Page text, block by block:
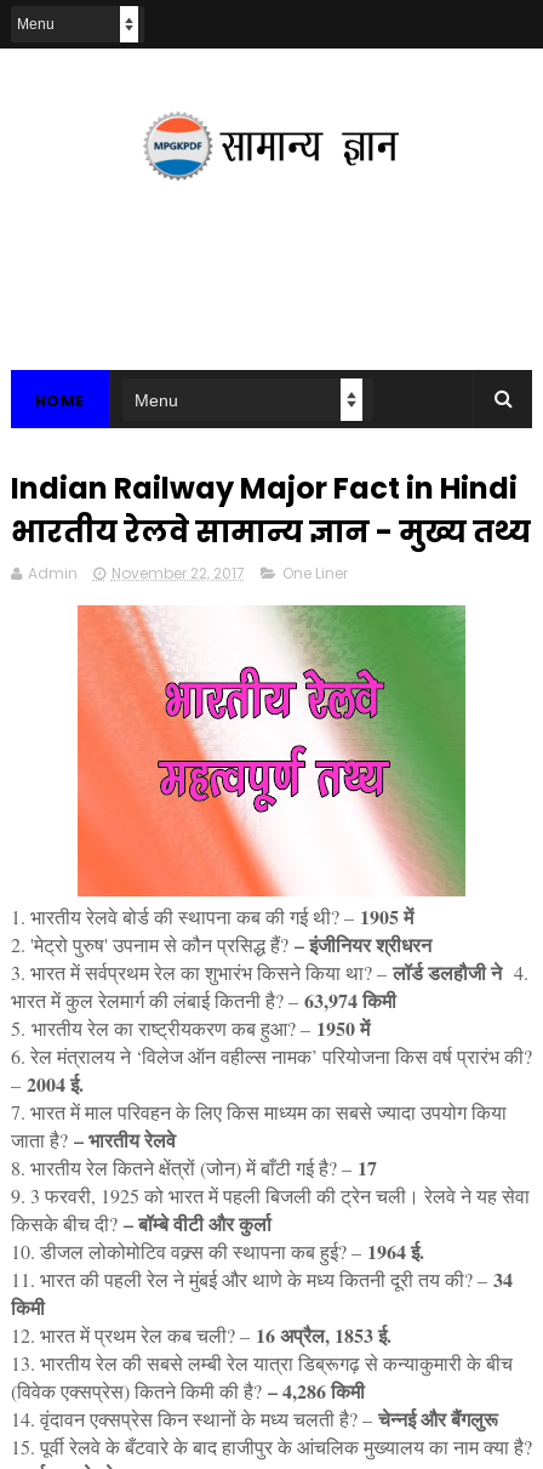
HOME
Indian Railway Major Fact in Hindi
भारतीय रेलवे सामान्य ज्ञान - मुख्य तथ्य
Admin November 22, 2017 One Liner
1. भारतीय रेलवे बोर्ड की स्थापना कब की गई थी? – 1905 में
2. 'मेट्रो पुरुष' उपनाम से कौन प्रसिद्ध हैं? – इंजीनियर श्रीधरन
3. भारत में सर्वप्रथम रेल का शुभारंभ किसने किया था? –लॉर्ड डलहौजी ने 4.
भारत में कुल रेलमार्ग की लंबाई कितनी है? –63,974 किमी
5. भारतीय रेल का राष्ट्रीयकरण कब हुआ? –1950 में
6. रेल मंत्रालय ने ‘विलेज ऑन वहील्स नामक’ परियोजना किस वर्ष प्रारंभ की?
– 2004 ई.
7. भारत में माल परिवहन के लिए किस माध्यम का सबसे ज्यादा उपयोग किया
जाता है? – भारतीय रेलवे
8. भारतीय रेल कितने क्षेंत्रों (जोन) में बाँटी गई है? – 17
9. 3 फरवरी, 1925 को भारत में पहली बिजली की ट्रेन चली। रेलवे ने यह सेवा
किसके बीच दी? – बॉम्बे वीटी और कुर्ला
10. डीजल लोकोमोटिव वक्र्स की स्थापना कब हुई? –1964 ई.
11. भारत की पहली रेल ने मुंबई और थाणे के मध्य कितनी दूरी तय की? – 34
किमी
12. भारत में प्रथम रेल कब चली? – 16 अप्रैल, 1853 ई.
13. भारतीय रेल की सबसे लम्बी रेल यात्रा डिब्रूगढ़ से कन्याकुमारी के बीच
(विवेक एक्सप्रेस) कितने किमी की है? – 4,286 किमी
14. वृंदावन एक्सप्रेस किन स्थानों के मध्य चलती है? –चेन्नई और बैंगलुरू
15. पूर्वी रेलवे के बँटवारे के बाद हाजीपुर के आंचलिक मुख्यालय का नाम क्या है?